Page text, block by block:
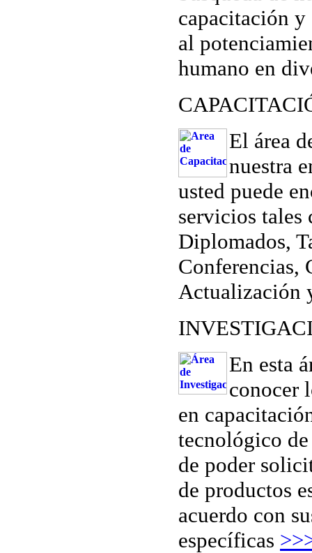
capacitación y
al
humano en
El área
nuestra
usted puede
servicios tales
Diplomados,
Conferencias,
Actualización
En esta
conocer
en
tecnológico
de poder
de productos
acuerdo con
específicas